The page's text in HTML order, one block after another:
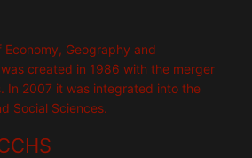
Geography and
created in 1986 with the merger
In 2007 it was integrated into the
Social Sciences.